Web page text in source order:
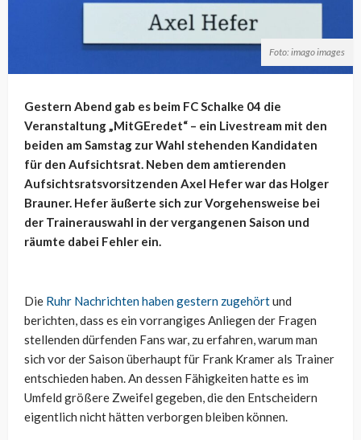
Foto: imago images
Gestern Abend gab es beim FC Schalke 04 die
Veranstaltung „MitGEredet“ – ein Livestream mit den
beiden am Samstag zur Wahl stehenden Kandidaten
für den Aufsichtsrat. Neben dem amtierenden
Aufsichtsratsvorsitzenden Axel Hefer war das Holger
Brauner. Hefer äußerte sich zur Vorgehensweise bei
der Trainerauswahl in der vergangenen Saison und
räumte dabei Fehler ein.
Die Ruhr Nachrichten haben gestern zugehörtund
berichten, dass es ein vorrangiges Anliegen der Fragen
stellenden dürfenden Fans war, zu erfahren, warum man
sich vor der Saison überhaupt für Frank Kramer als Trainer
entschieden haben. An dessen Fähigkeiten hatte es im
Umfeld größere Zweifel gegeben, die den Entscheidern
eigentlich nicht hätten verborgen bleiben können.